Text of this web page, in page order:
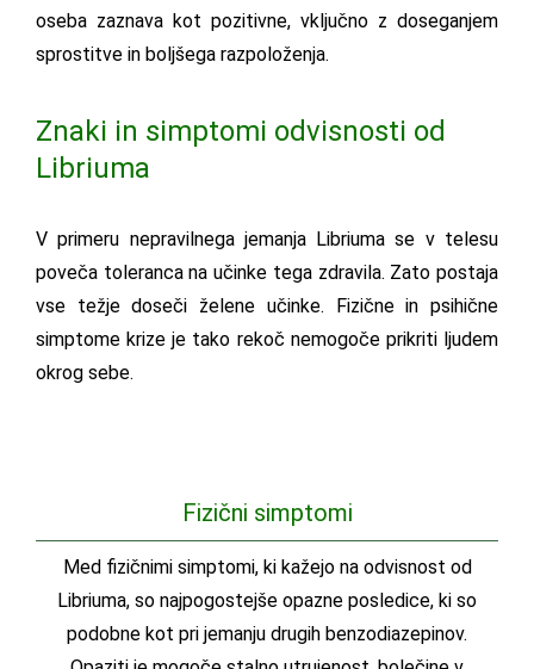
oseba zaznava kot pozitivne, vključno z doseganjem
sprostitve in boljšega razpoloženja.
Znaki in simptomi odvisnosti od
Libriuma
V primeru nepravilnega jemanja Libriuma se v telesu
poveča toleranca na učinke tega zdravila. Zato postaja
vse težje doseči želene učinke. Fizične in psihične
simptome krize je tako rekoč nemogoče prikriti ljudem
okrog sebe.
Fizični simptomi
Med fizičnimi simptomi, ki kažejo na odvisnost od
Libriuma, so najpogostejše opazne posledice, ki so
podobne kot pri jemanju drugih benzodiazepinov.